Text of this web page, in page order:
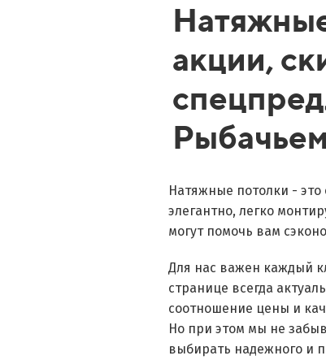
акции,
Рыбачьем
Натяжные потолки -
элегантно, легко
могут помочь вам
Для нас важен каждый
странице всегда
соотношение цены и
Но при этом мы не
выбирать надежного и